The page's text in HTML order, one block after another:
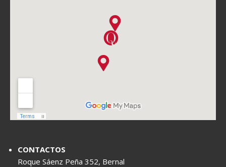
CONTACTOS
Roque Sáenz Peña 352, Bernal